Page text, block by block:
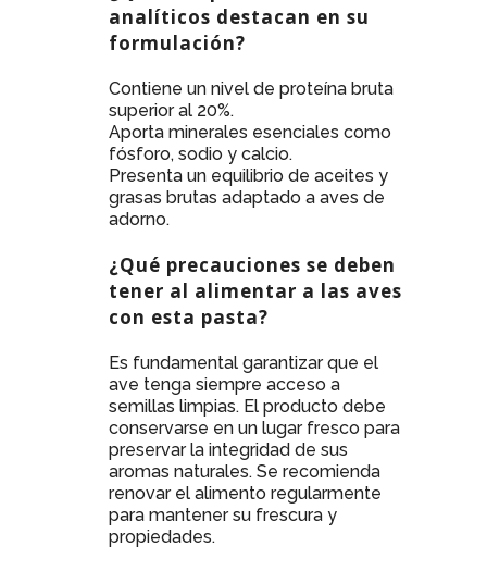
analíticos destacan en su
formulación?
Contiene un nivel de proteína bruta
superior al 20%.
Aporta minerales esenciales como
fósforo, sodio y calcio.
Presenta un equilibrio de aceites y
grasas brutas adaptado a aves de
adorno.
¿Qué precauciones se deben
tener al alimentar a las aves
con esta pasta?
Es fundamental garantizar que el
ave tenga siempre acceso a
semillas limpias. El producto debe
conservarse en un lugar fresco para
preservar la integridad de sus
aromas naturales. Se recomienda
renovar el alimento regularmente
para mantener su frescura y
propiedades.